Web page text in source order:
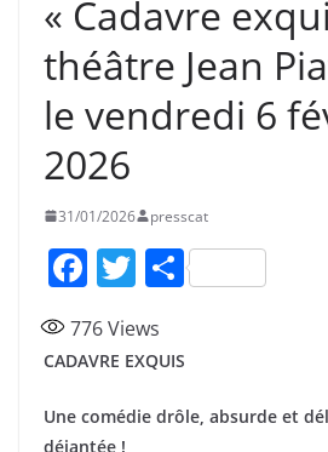
« Cadavre
théâtre Jean
le vendredi 6
2026
31/01/2026 presscat
F
c
e
b
T
itt
er
P
er
776Views
CADAVRE EXQUIS
Une comédie drôle, absurde et
déjantée !